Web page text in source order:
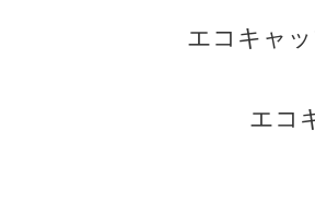
エコキャ
エコ